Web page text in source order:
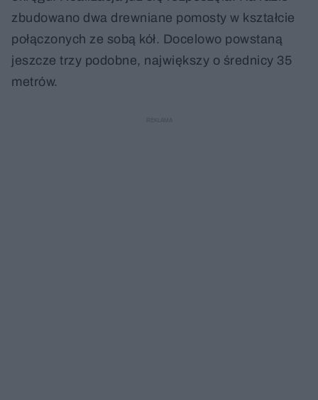
zbudowano dwa drewniane pomosty w kształcie
połączonych ze sobą kół. Docelowo powstaną
jeszcze trzy podobne, największy o średnicy 35
metrów.